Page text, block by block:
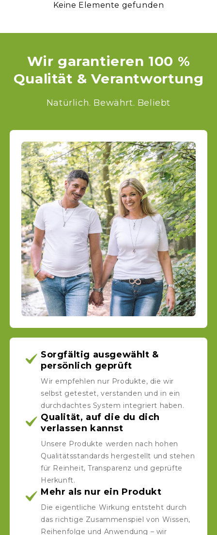
Keine Elemente gefunden
Wir garantieren 100 %
Qualität & Verantwortung
Natürlich. Bewährt. Beliebt
Sorgfältig ausgewählt &
persönlich geprüft
Wir empfehlen nur Produkte, die wir
selbst getestet, verstanden und in ein
durchdachtes System integriert haben.
Qualität, auf die du dich
verlassen kannst
Unsere Produkte werden nach hohen
Qualitätsstandards hergestellt und stehen
für Reinheit, Transparenz und geprüfte
Herkunft.
Mehr als nur ein Produkt
Die eigentliche Wirkung entsteht durch
das richtige Zusammenspiel von Wissen,
Reihenfolge und Anwendung – wir